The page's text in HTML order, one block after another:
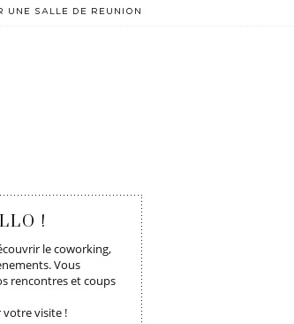
UNE SALLE DE REUNION
!
le coworking,
Vous
rencontres et coups
votre visite !